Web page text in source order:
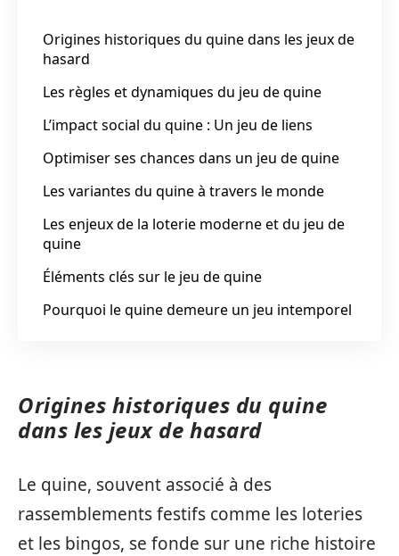
Origines historiques du quine dans les jeux de
hasard
Les règles et dynamiques du jeu de quine
L’impact social du quine : Un jeu de liens
Optimiser ses chances dans un jeu de quine
Les variantes du quine à travers le monde
Les enjeux de la loterie moderne et du jeu de
quine
Éléments clés sur le jeu de quine
Pourquoi le quine demeure un jeu intemporel
Origines historiques du quine
dans les jeux de hasard
Le quine, souvent associé à des
rassemblements festifs comme les loteries
et les bingos, se fonde sur une riche histoire